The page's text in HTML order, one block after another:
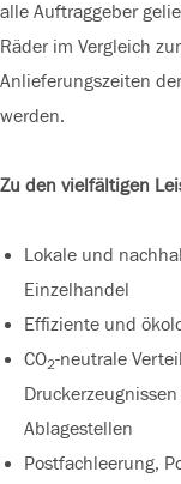
alle Auftraggeber
Räder im Vergleich
Anlieferungszeiten
werden.
Zu den vielfältigen
Lokale und
Einzelhandel
Effiziente und
CO2-neutrale
Ablagestellen
Postfachleerung,